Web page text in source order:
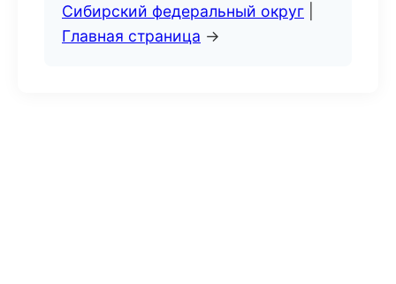
Сибирский федеральный округ
Главная страница →